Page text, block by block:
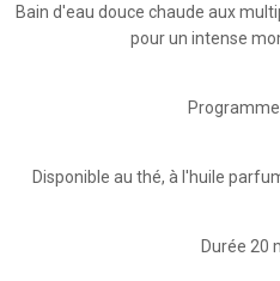
Bain d'eau douce chaude aux
pour un intense
Programme
Disponible au thé, à l'huile
Durée 20